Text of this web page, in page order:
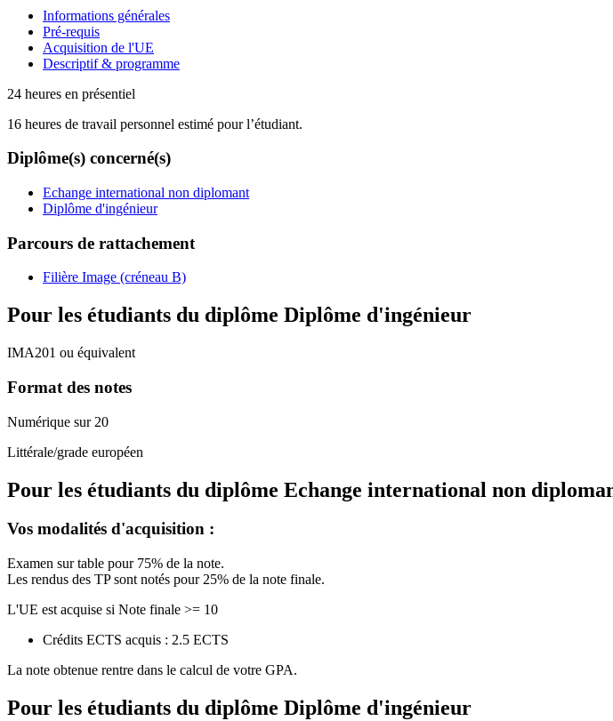
Informations générales
Pré-requis
Acquisition de l'UE
Descriptif & programme
24 heures en présentiel
16 heures de travail personnel estimé pour l’étudiant.
Diplôme(s) concerné(s)
Echange international non diplomant
Diplôme d'ingénieur
Parcours de rattachement
Filière Image (créneau B)
Pour les étudiants du diplôme Diplôme d'ingénieur
IMA201 ou équivalent
Format des notes
Numérique sur 20
Littérale/grade européen
Pour les étudiants du diplôme Echange international non
Vos modalités d'acquisition :
Examen sur table pour 75% de la note.
Les rendus des TP sont notés pour 25% de la note finale.
L'UE est acquise si Note finale >= 10
Crédits ECTS acquis : 2.5 ECTS
La note obtenue rentre dans le calcul de votre GPA.
Pour les étudiants du diplôme Diplôme d'ingénieur